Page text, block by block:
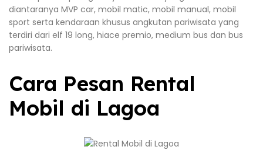
diantaranya MVP car, mobil matic, mobil manual, mobil
sport serta kendaraan khusus angkutan pariwisata yang
terdiri dari elf 19 long, hiace premio, medium bus dan bus
pariwisata.
Cara Pesan Rental
Mobil di Lagoa